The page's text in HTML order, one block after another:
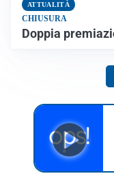
ATTUALITÀ
CHIUSURA
Doppia